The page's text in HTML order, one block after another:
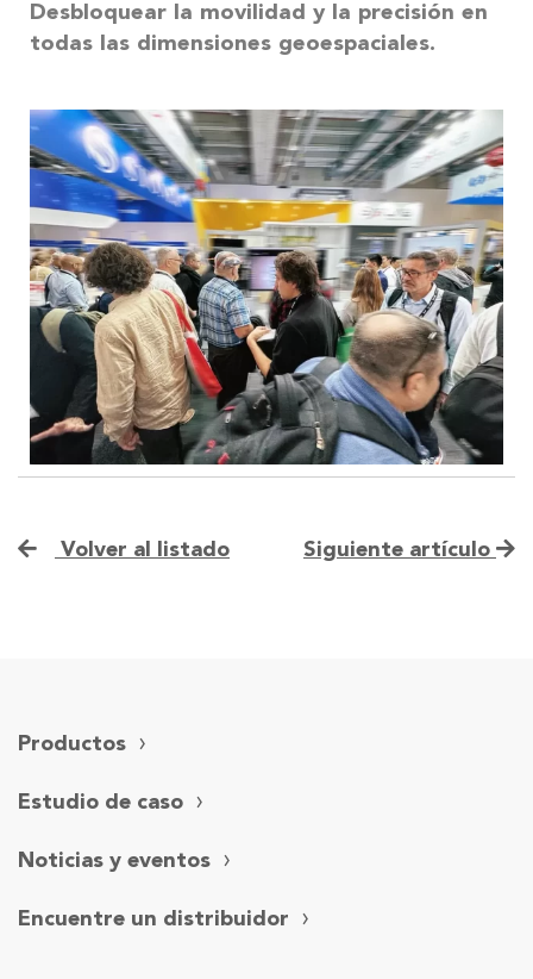
Desbloquear la movilidad y la precisión en
todas las dimensiones geoespaciales.
Volver al listado Siguiente artículo
Productos
Estudio de caso
Noticias y eventos
Encuentre un distribuidor